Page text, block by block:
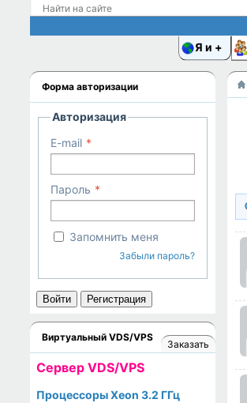
Я и
Форма авторизации
Авторизация
E-mail
Пароль
Запомнить меня
Забыли пароль?
Войти Регистрация
Виртуальный VDS/VPS
Заказать
Cервер VDS/VPS
Процессоры Xeon 3.2 ГГц